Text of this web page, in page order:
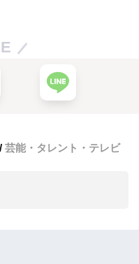
芸能・タレント・テレビ